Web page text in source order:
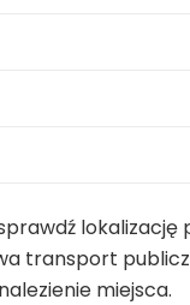
transport
miejsca.